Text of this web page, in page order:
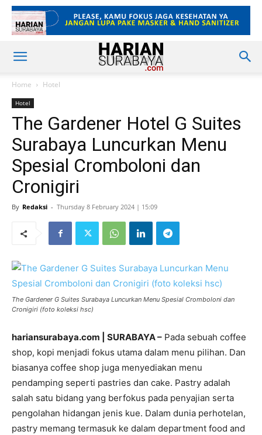
Home Hotel
Hotel
The Gardener Hotel G Suites
Surabaya Luncurkan Menu
Spesial Cromboloni dan
Cronigiri
By Redaksi - Thursday 8 February 2024 | 15:09
The Gardener G Suites Surabaya Luncurkan Menu Spesial Cromboloni dan
Cronigiri (foto koleksi hsc)
hariansurabaya.com | SURABAYA – Pada sebuah coffee
shop, kopi menjadi fokus utama dalam menu pilihan. Dan
biasanya coffee shop juga menyediakan menu
pendamping seperti pastries dan cake. Pastry adalah
salah satu bidang yang berfokus pada penyajian serta
pengolahan hidangan jenis kue. Dalam dunia perhotelan,
pastry memang termasuk ke dalam department food and